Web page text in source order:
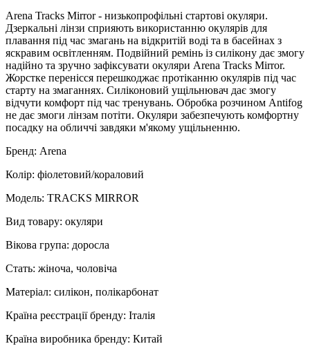
Arena Tracks Mirror - низькопрофільні стартові окуляри.
Дзеркальні лінзи сприяють використанню окулярів для
плавання під час змагань на відкритій воді та в басейнах з
яскравим освітленням. Подвійний ремінь із силікону дає змогу
надійно та зручно зафіксувати окуляри Arena Tracks Mirror.
Жорстке перенісся перешкоджає протіканню окулярів під час
старту на змаганнях. Силіконовий ущільнювач дає змогу
відчути комфорт під час тренувань. Обробка розчином Antifog
не дає змоги лінзам потіти. Окуляри забезпечують комфортну
посадку на обличчі завдяки м'якому ущільненню.
Бренд: Arena
Колір: фіолетовий/кораловий
Модель: TRACKS MIRROR
Вид товару: окуляри
Вікова група: доросла
Стать: жіноча, чоловіча
Матеріал: силікон, полікарбонат
Країна реєстрації бренду: Італія
Країна виробника бренду: Китай